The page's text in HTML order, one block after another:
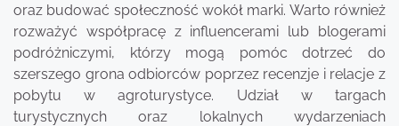
oraz budować społeczność wokół marki. Warto również
rozważyć współpracę z influencerami lub blogerami
podróżniczymi, którzy mogą pomóc dotrzeć do
szerszego grona odbiorców poprzez recenzje i relacje z
pobytu w agroturystyce. Udział w targach
turystycznych oraz lokalnych wydarzeniach